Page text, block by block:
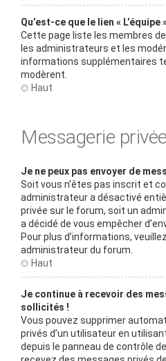
Qu’est-ce que le lien « L’équipe
Cette page liste les membres
les administrateurs et les
informations supplémentaires
modèrent.
Haut
Messagerie privée
Je ne peux pas envoyer de
Soit vous n’êtes pas inscrit et
administrateur a désactivé
privée sur le forum, soit un
a décidé de vous empêcher
Pour plus d’informations,
administrateur du forum.
Haut
Je continue à recevoir des
sollicités !
Vous pouvez supprimer
privés d’un utilisateur en
depuis le panneau de contrôle